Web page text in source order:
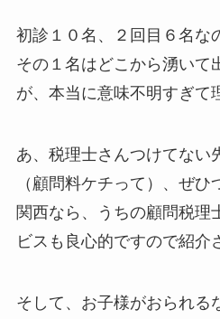
初診１０名、２回目６名な
その１名はどこから湧いて
が、本当に意味不明すぎて
あ、税理士さんつけてない
（顧問料ケチって）、ぜひ
関西なら、うちの顧問税理
ビスも良心的ですので紹介
そして、お子様がおられる